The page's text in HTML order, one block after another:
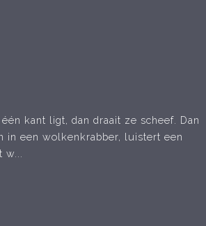
kant ligt, dan draait ze scheef. Dan
in een wolkenkrabber, luistert een